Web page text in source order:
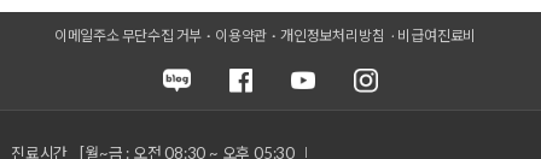
이메일주소 무단수집 거부 이용약관 개인정보처리방침 비급여진료비
진료시간 [월~금 : 오전 08:30 ~ 오후 05:30